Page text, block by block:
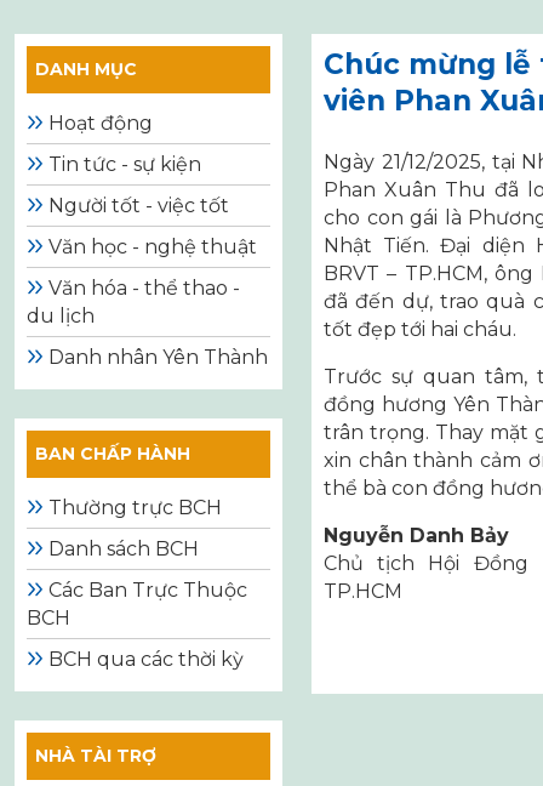
DANH MỤC
Hoạt động
Tin tức - sự kiện
Người tốt - việc tốt
Văn học - nghệ thuật
Văn hóa - thể thao -
du lịch
Danh nhân Yên Thành
BAN CHẤP HÀNH
Thường trực BCH
Danh sách BCH
Các Ban Trực Thuộc
BCH
BCH qua các thời kỳ
NHÀ TÀI TRỢ
Chúc mừng
viên Phan
Ngày 21/12/2025, tại
Phan Xuân Thu đã
cho con gái là
Nhật Tiến. Đại diện
BRVT – TP.HCM,
đã đến dự, trao quà
tốt đẹp tới hai cháu.
Trước sự quan tâm,
đồng hương Yên
trân trọng. Thay mặt
xin chân thành cảm
thể bà con đồng
Nguyễn Danh Bảy
Chủ tịch Hội Đồng
TP.HCM
Điều